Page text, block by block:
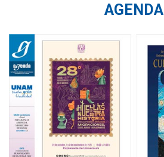
AGENDA